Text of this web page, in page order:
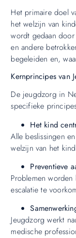
Het primaire doel
het welzijn van
wordt gedaan
en andere
begeleiden en,
Kernprincipes van
De jeugdzorg in
specifieke
Het kind
Alle beslissingen
welzijn van het
Preventieve
Problemen
escalatie te
Jeugdzorg werkt
medische